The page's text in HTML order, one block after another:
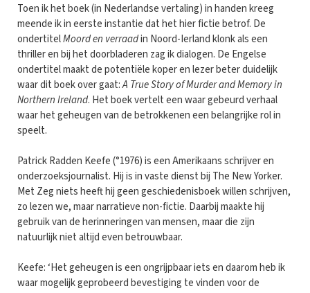
Toen ik het boek (in Nederlandse vertaling) in handen kreeg
meende ik in eerste instantie dat het hier fictie betrof. De
ondertitelMoord en verraadin Noord-Ierland klonk als een
thriller en bij het doorbladeren zag ik dialogen. De Engelse
ondertitel maakt de potentiële koper en lezer beter duidelijk
waar dit boek over gaat:A True Story of Murder and Memory in
Northern Ireland. Het boek vertelt een waar gebeurd verhaal
waar het geheugen van de betrokkenen een belangrijke rol in
speelt.
Patrick Radden Keefe (°1976) is een Amerikaans schrijver en
onderzoeksjournalist. Hij is in vaste dienst bij The New Yorker.
Met Zeg niets heeft hij geen geschiedenisboek willen schrijven,
zo lezen we, maar narratieve non-fictie. Daarbij maakte hij
gebruik van de herinneringen van mensen, maar die zijn
natuurlijk niet altijd even betrouwbaar.
Keefe: ‘Het geheugen is een ongrijpbaar iets en daarom heb ik
waar mogelijk geprobeerd bevestiging te vinden voor de